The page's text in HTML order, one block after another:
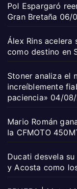
Pol Espargaró
Gran Bretaña 06/
Álex Rins acelera
como destino en
Stoner analiza el
increíblemente
paciencia» 04/
Mario Román
la CFMOTO
Ducati desvela
y Acosta como